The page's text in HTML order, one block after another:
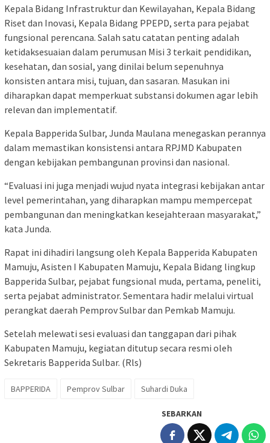
Kepala Bidang Infrastruktur dan Kewilayahan, Kepala Bidang
Riset dan Inovasi, Kepala Bidang PPEPD, serta para pejabat
fungsional perencana. Salah satu catatan penting adalah
ketidaksesuaian dalam perumusan Misi 3 terkait pendidikan,
kesehatan, dan sosial, yang dinilai belum sepenuhnya
konsisten antara misi, tujuan, dan sasaran. Masukan ini
diharapkan dapat memperkuat substansi dokumen agar lebih
relevan dan implementatif.
Kepala Bapperida Sulbar, Junda Maulana menegaskan perannya
dalam memastikan konsistensi antara RPJMD Kabupaten
dengan kebijakan pembangunan provinsi dan nasional.
“Evaluasi ini juga menjadi wujud nyata integrasi kebijakan antar
level pemerintahan, yang diharapkan mampu mempercepat
pembangunan dan meningkatkan kesejahteraan masyarakat,”
kata Junda.
Rapat ini dihadiri langsung oleh Kepala Bapperida Kabupaten
Mamuju, Asisten I Kabupaten Mamuju, Kepala Bidang lingkup
Bapperida Sulbar, pejabat fungsional muda, pertama, peneliti,
serta pejabat administrator. Sementara hadir melalui virtual
perangkat daerah Pemprov Sulbar dan Pemkab Mamuju.
Setelah melewati sesi evaluasi dan tanggapan dari pihak
Kabupaten Mamuju, kegiatan ditutup secara resmi oleh
Sekretaris Bapperida Sulbar. (Rls)
BAPPERIDA Pemprov Sulbar Suhardi Duka
SEBARKAN